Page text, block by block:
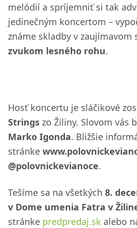
melódií a spríjemniť si tak
jedinečným koncertom –
známe skladby v zaujímavom
zvukom lesného rohu.
Hosť koncertu je sláčikové
Strings zo Žiliny. Slovom vás
Marko Igonda. Bližšie
stránke
@polovnickevianoce.
Tešíme sa na všetkých 8.
v Dome umenia Fatra v
stránke predpredaj.sk alebo